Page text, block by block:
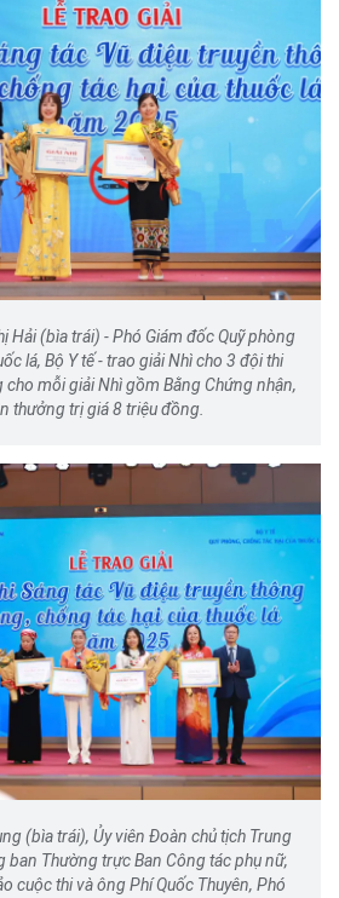
Hải (bìa trái) - Phó Giám đốc Quỹ phòng
lá, Bộ Y tế - trao giải Nhì cho 3 đội thi
mỗi giải Nhì gồm Bằng Chứng nhận,
thưởng trị giá 8 triệu đồng.
(bìa trái), Ủy viên Đoàn chủ tịch Trung
ban Thường trực Ban Công tác phụ nữ,
cuộc thi và ông Phí Quốc Thuyên, Phó